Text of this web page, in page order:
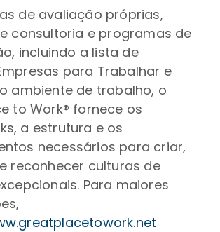
de avaliação próprias,
consultoria e programas de
incluindo a lista de
para Trabalhar e
ambiente de trabalho, o
to Work® fornece os
a estrutura e os
necessários para criar,
reconhecer culturas de
Para maiores